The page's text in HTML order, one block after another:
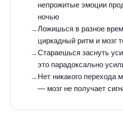
непрожитые эмоции
ночью
Ложишься в разное
циркадный ритм и мозг
Стараешься заснуть
это парадоксально
Нет никакого перехода
— мозг не получает